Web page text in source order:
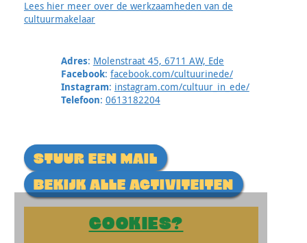
Lees hier meer over de werkzaamheden van de
cultuurmakelaar
Adres: Molenstraat 45, 6711 AW, Ede
Facebook: facebook.com/cultuurinede/
Instagram: instagram.com/cultuur_in_ede/
Telefoon: 0613182204
STUUR EEN MAIL
BEKIJK ALLE ACTIVITEITEN
COOKIES?